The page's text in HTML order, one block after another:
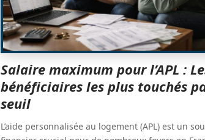
Salaire maximum pour l’APL :
bénéficiaires les plus touchés
seuil
L’aide personnalisée au logement (APL) est un